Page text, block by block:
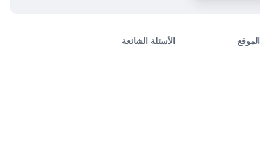
الموقع الأسئلة الشائعة